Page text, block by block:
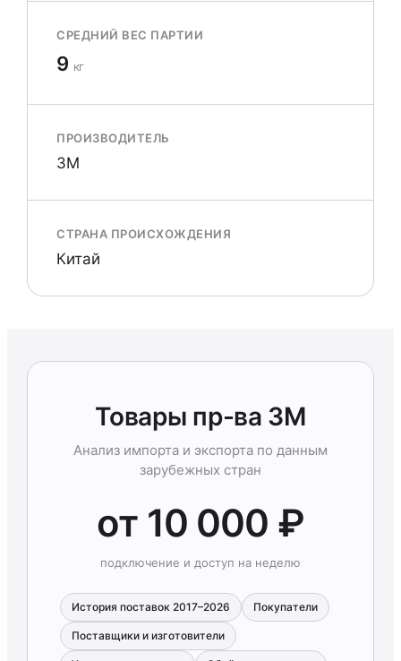
СРЕДНИЙ ВЕС ПАРТИИ
9 кг
ПРОИЗВОДИТЕЛЬ
3M
СТРАНА ПРОИСХОЖДЕНИЯ
Китай
Товары пр-ва 3M
Анализ импорта и экспорта по данным
зарубежных стран
от 10 000 ₽
подключение и доступ на неделю
История поставок 2017–2026 Покупатели
Поставщики и изготовители